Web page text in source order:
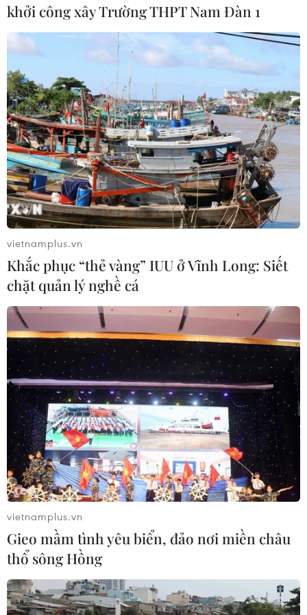
(TTXVN/Vietnam+)
#Tội phạm công nghệ #mạng xã hội
#xử phạt
#vi phạm hành chính
#xuyên tạc
Bình Dương
Tp. Hồ Chí Minh
Theo dõi VietnamPlus
TIN LIÊN QUAN
khởi công xây Trường THPT Nam Đàn 1
vietnamplus.vn
Khắc phục “thẻ vàng” IUU ở Vĩnh Long: Siết
chặt quản lý nghề cá
vietnamplus.vn
Gieo mầm tình yêu biển, đảo nơi miền châu
thổ sông Hồng